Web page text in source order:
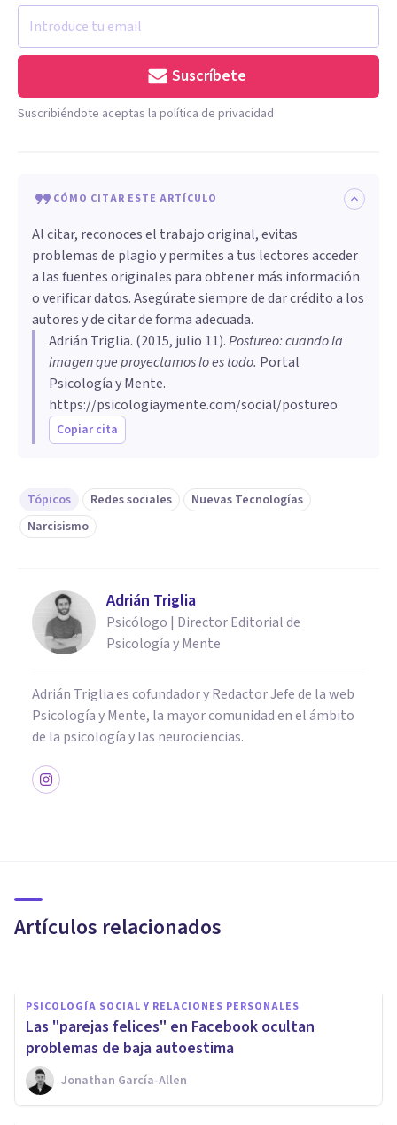
Suscríbete
Suscribiéndote aceptas la política de privacidad
CÓMO CITAR ESTE ARTÍCULO
Al citar, reconoces el trabajo original, evitas
problemas de plagio y permites a tus lectores acceder
a las fuentes originales para obtener más información
o verificar datos. Asegúrate siempre de dar crédito a los
autores y de citar de forma adecuada.
Adrián Triglia. (2015, julio 11).Postureo: cuando la
imagen que proyectamos lo es todo. Portal
Psicología y Mente.
https://psicologiaymente.com/social/postureo
Copiar cita
Tópicos Redes sociales
Nuevas Tecnologías
Narcisismo
Adrián Triglia
Psicólogo | Director Editorial de
Psicología y Mente
Adrián Triglia es cofundador y Redactor Jefe de la web
Psicología y Mente, la mayor comunidad en el ámbito
de la psicología y las neurociencias.
Artículos relacionados
mental
PSICOLOGÍA SOCIAL Y RELACIONES PERSONALES
​Las "parejas felices" en Facebook ocultan
problemas de baja autoestima
Jonathan García-Allen